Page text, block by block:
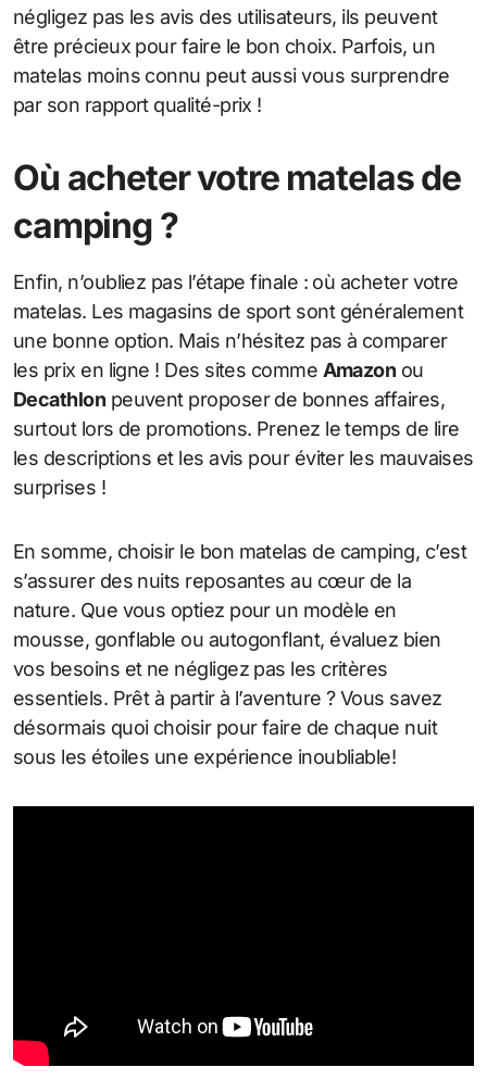
négligez pas les avis des utilisateurs, ils peuvent
être précieux pour faire le bon choix. Parfois, un
matelas moins connu peut aussi vous surprendre
par son rapport qualité-prix !
Où acheter votre matelas de
camping ?
Enfin, n’oubliez pas l’étape finale : où acheter votre
matelas. Les magasins de sport sont généralement
une bonne option. Mais n’hésitez pas à comparer
les prix en ligne ! Des sites comme Amazon ou
Decathlon peuvent proposer de bonnes affaires,
surtout lors de promotions. Prenez le temps de lire
les descriptions et les avis pour éviter les mauvaises
surprises !
En somme, choisir le bon matelas de camping, c’est
s’assurer des nuits reposantes au cœur de la
nature. Que vous optiez pour un modèle en
mousse, gonflable ou autogonflant, évaluez bien
vos besoins et ne négligez pas les critères
essentiels. Prêt à partir à l’aventure ? Vous savez
désormais quoi choisir pour faire de chaque nuit
sous les étoiles une expérience inoubliable!